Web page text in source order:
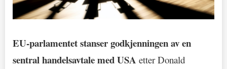
EU-parlamentet stanser godkjenningen av en
sentral handelsavtale med USA etter Donald